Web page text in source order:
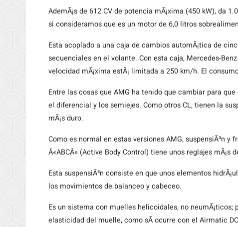
AdemÃ¡s de 612 CV de potencia mÃ¡xima (450 kW), da
si consideramos que es un motor de 6,0 litros
Esta acoplado a una caja de cambios automÃ¡tica de
secuenciales en el volante. Con esta caja, Mercedes-
velocidad mÃ¡xima estÃ¡ limitada a 250 km/h. El
Entre las cosas que AMG ha tenido que cambiar para
el diferencial y los semiejes. Como otros CL, tienen la
mÃ¡s duro.
Como es normal en estas versiones AMG, suspensiÃ³n
Â«ABCÂ» (Active Body Control) tiene unos reglajes mÃ¡s
Esta suspensiÃ³n consiste en que unos elementos
los movimientos de balanceo y cabeceo.
Es un sistema con muelles helicoidales, no
elasticidad del muelle, como sÃ­ ocurre con el Airmatic